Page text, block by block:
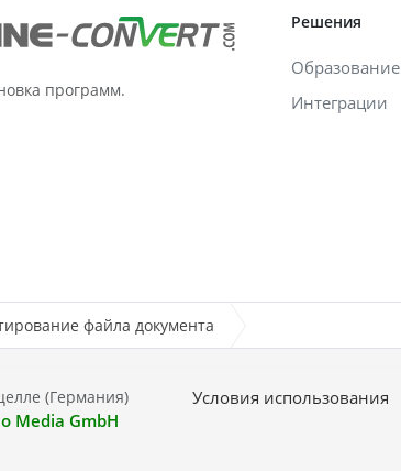
программ.
Решения
Образование
Интеграции
файла документа
(Германия)
Media GmbH
Условия использования